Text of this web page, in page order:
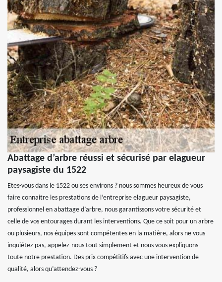
Abattage d’arbre réussi et sécurisé par elagueur
paysagiste du 1522
Etes-vous dans le 1522 ou ses environs ? nous sommes heureux de vous
faire connaitre les prestations de l’entreprise elagueur paysagiste,
professionnel en abattage d’arbre, nous garantissons votre sécurité et
celle de vos entourages durant les interventions. Que ce soit pour un arbre
ou plusieurs, nos équipes sont compétentes en la matière, alors ne vous
inquiétez pas, appelez-nous tout simplement et nous vous expliquons
toute notre prestation. Des prix compétitifs avec une intervention de
qualité, alors qu’attendez-vous ?